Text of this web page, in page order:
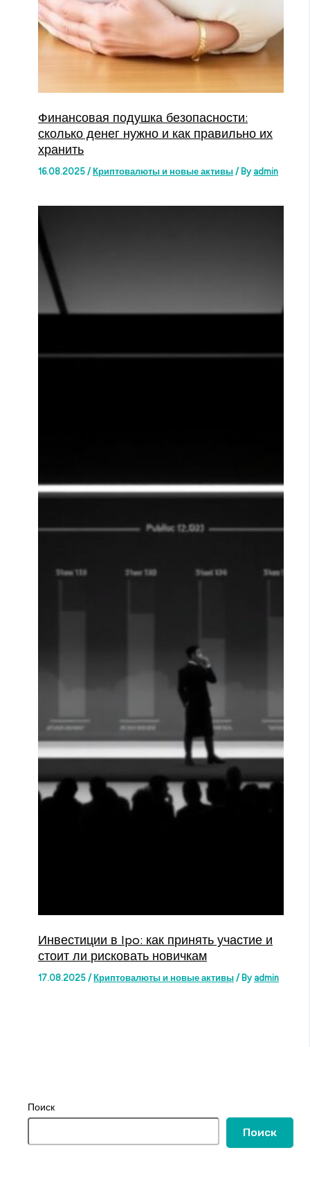
Поиск
Поиск
Финансовая подушка безопасности:
сколько денег нужно и как правильно их
хранить
16.08.2025/ Криптовалюты и новые активы / By admin
Инвестиции в Ipo: как принять участие и
стоит ли рисковать новичкам
17.08.2025/ Криптовалюты и новые активы / By admin